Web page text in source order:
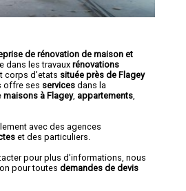
de rénovation de maison et
dans les travaux rénovations
corps d'etats située près de Flagey
offre ses services dans la
maisons à Flagey, appartements
avec des agences
et des particuliers.
pour plus d'informations, nous
pour toutes demandes de devis